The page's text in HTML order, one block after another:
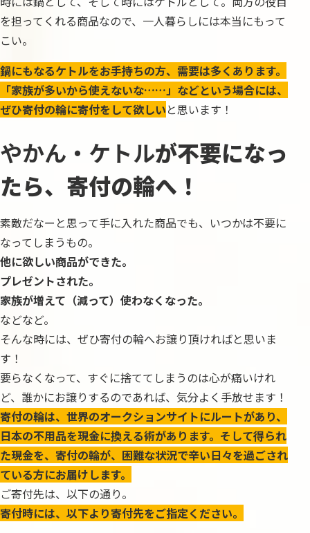
を担ってくれる商品なので、一人暮らしには本当にもって
こい。
鍋にもなるケトルをお手持ちの方、需要は多くあります。
「家族が多いから使えないな……」などという場合には、
ぜひ寄付の輪に寄付をして欲しいと思います！
やかん・ケトルが不要になっ
たら、寄付の輪へ！
素敵だなーと思って手に入れた商品でも、いつかは不要に
なってしまうもの。
他に欲しい商品ができた。
プレゼントされた。
家族が増えて（減って）使わなくなった。
などなど。
そんな時には、ぜひ寄付の輪へお譲り頂ければと思いま
す！
要らなくなって、すぐに捨ててしまうのは心が痛いけれ
ど、誰かにお譲りするのであれば、気分よく手放せます！
寄付の輪は、世界のオークションサイトにルートがあり、
日本の不用品を現金に換える術があります。そして得られ
た現金を、寄付の輪が、困難な状況で辛い日々を過ごされ
ている方にお届けします。
ご寄付先は、以下の通り。
寄付時には、以下より寄付先をご指定ください。